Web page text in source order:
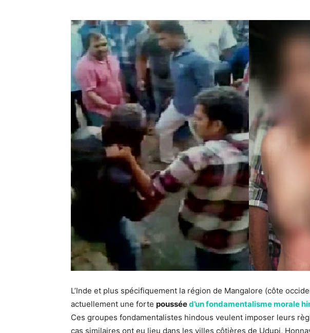
L’Inde et plus spécifiquement la région de Mangalore (côte
actuellement une forte pousséed’un fondamentalisme morale
Ces groupes fondamentalistes hindous veulent imposer leurs
cas similaires ont eu lieu dans les villes côtières de Udupi,